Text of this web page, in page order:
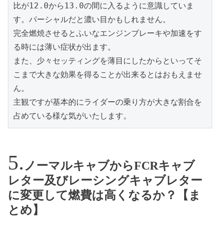
比が12.0から13.0の間に入るように意識していま
す。パーシャルだと濃い目かもしれません。
完全燃焼させるとふいなエンジンブレーキや加速をす
る時には薄い症状が出ます。
また、少々セッティングを薄目にしたからといってそ
こまで大きな効果を得ることが出来るとはおもえませ
ん。
主観ですが基本的にライダーの乗り方が大きな割合を
占めている様な気がいたします。
ノーマルキャブからFCRキャブ
レター及びレーシングキャブレター
に変更して燃費は高くなるか？【ま
とめ】